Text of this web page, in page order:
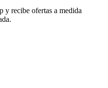
y recibe ofertas a medida